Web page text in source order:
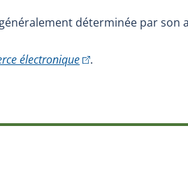
déterminée par son
électronique(Cet hyperlien externe
.